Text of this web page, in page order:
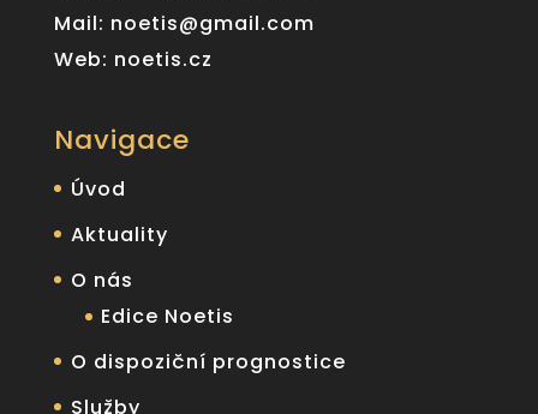
Mail: noetis@gmail.com
Web: noetis.cz
Navigace
Úvod
Aktuality
O nás
Edice Noetis
O dispoziční prognostice
Služby